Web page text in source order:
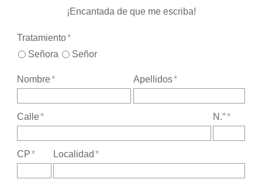
¡Encantada de que me escriba!
Tratamiento*
Señora
Señor
Nombre* Apellidos*
Calle* N.°*
CP* Localidad *